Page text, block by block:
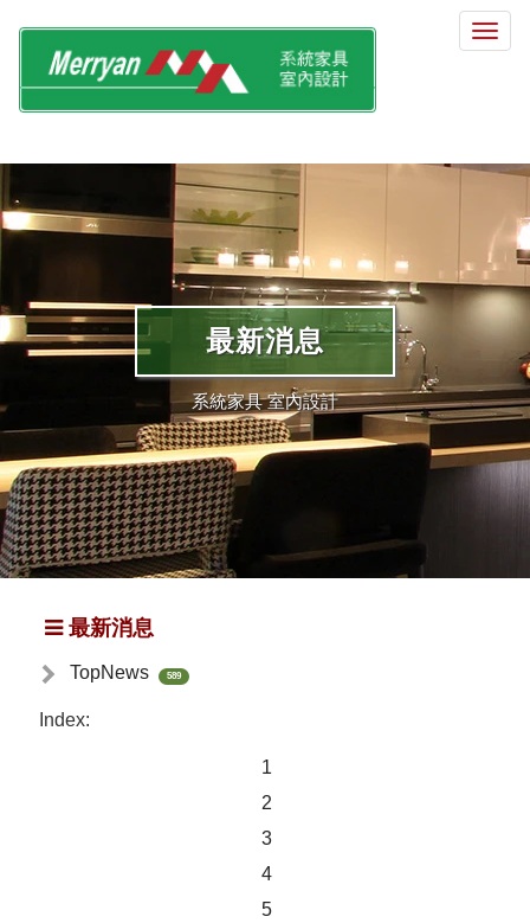
選
最新消息
系統家具 室內設計
最新消息
TopNews 589
Index:
1
2
3
4
5